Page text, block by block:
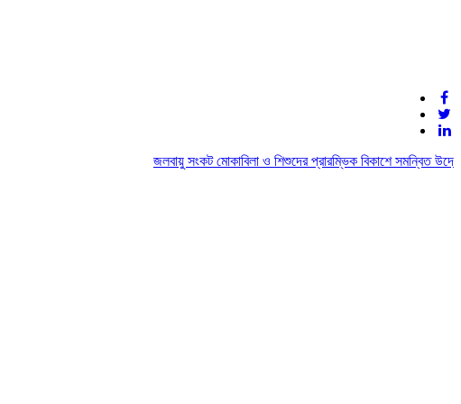
জলবায়ু সংকট মোকাবিলা ও শিশুদের প্রারম্ভিক বিকাশে সমন্বিত